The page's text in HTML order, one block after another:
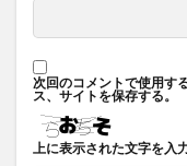
次回のコメントで使用す
ス、サイトを保存する。
上に表示された文字を入